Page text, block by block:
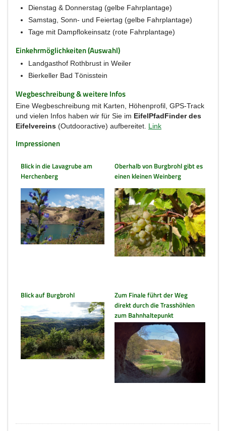
Dienstag & Donnerstag (gelbe Fahrplantage)
Samstag, Sonn- und Feiertag (gelbe Fahrplantage)
Tage mit Dampflokeinsatz (rote Fahrplantage)
Einkehrmöglichkeiten (Auswahl)
Landgasthof Rothbrust in Weiler
Bierkeller Bad Tönisstein
Wegbeschreibung & weitere Infos
Eine Wegbeschreibung mit Karten, Höhenprofil, GPS-Track
und vielen Infos haben wir für Sie im EifelPfadFinder des
Eifelvereins (Outdooractive) aufbereitet. Link
Impressionen
Blick in die Lavagrube am
Herchenberg
Oberhalb von Burgbrohl gibt es
einen kleinen Weinberg
Blick auf Burgbrohl
Zum Finale führt der Weg
direkt durch die Trasshöhlen
zum Bahnhaltepunkt